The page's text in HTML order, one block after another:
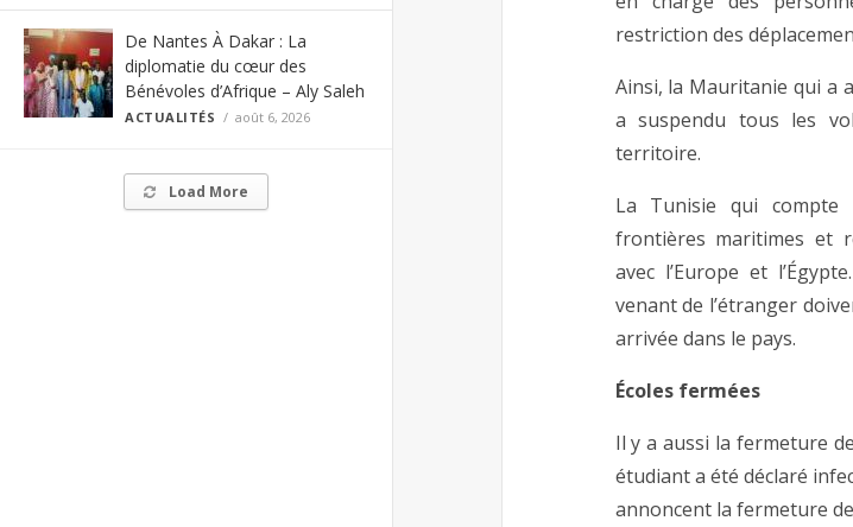
De Nantes À Dakar : La
diplomatie du cœur des
Bénévoles d’Afrique – Aly Saleh
ACTUALITÉS août 6, 2026
Load More
restriction des
Ainsi, la Mauritanie qui a
a suspendu tous les
territoire.
La Tunisie qui compte
frontières maritimes et
avec l’Europe et
venant de l’étranger
arrivée dans le pays.
Écoles fermées
Il y a aussi la fermeture
étudiant a été déclaré
annoncent la fermeture